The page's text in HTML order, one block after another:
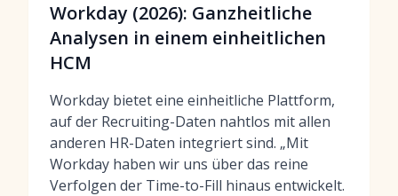
Workday (2026): Ganzheitliche
Analysen in einem einheitlichen
HCM
Workday bietet eine einheitliche Plattform,
auf der Recruiting-Daten nahtlos mit allen
anderen HR-Daten integriert sind. „Mit
Workday haben wir uns über das reine
Verfolgen der Time-to-Fill hinaus entwickelt.